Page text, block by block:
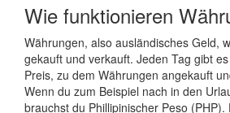
Wie funktionieren
Währungen, also ausländisches Geld,
gekauft und verkauft. Jeden Tag gibt
Preis, zu dem Währungen angekauft
Wenn du zum Beispiel nach in den
brauchst du Phillipinischer Peso